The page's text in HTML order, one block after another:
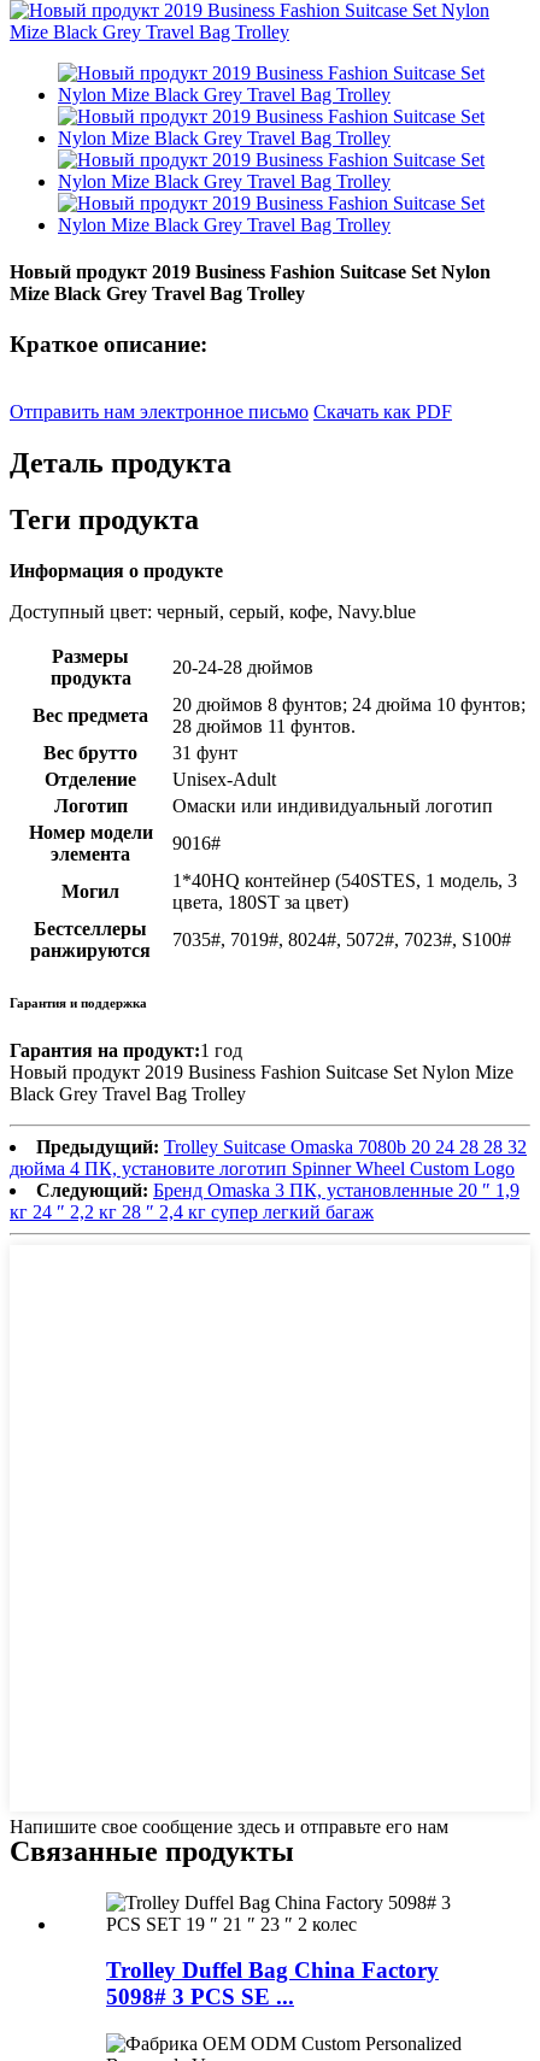
Новый продукт 2019 Business Fashion Suitcase Set Nylon
Mize Black Grey Travel Bag Trolley
Краткое описание:
Отправить нам электронное письмо Скачать как PDF
Деталь продукта
Теги продукта
Информация о продукте
Доступный цвет: черный, серый, кофе, Navy.blue
Размеры
продукта
20-24-28 дюймов
Вес предмета
20 дюймов 8 фунтов; 24 дюйма 10 фунтов;
28 дюймов 11 фунтов.
Вес брутто
31 фунт
Отделение
Unisex-Adult
Логотип
Омаски или индивидуальный логотип
Номер модели
элемента
9016#
Могил
1*40HQ контейнер (540STES, 1 модель, 3
цвета, 180ST за цвет)
Бестселлеры
ранжируются
7035#, 7019#, 8024#, 5072#, 7023#, S100#
Гарантия и поддержка
Гарантия на продукт:1 год
Новый продукт 2019 Business Fashion Suitcase Set Nylon Mize
Black Grey Travel Bag Trolley
Предыдущий: Trolley Suitcase Omaska ​​7080b 20 24 28 28 32
дюйма 4 ПК, установите логотип Spinner Wheel Custom Logo
Следующий: Бренд Omaska ​​3 ПК, установленные 20 ″ 1,9
кг 24 ″ 2,2 кг 28 ″ 2,4 кг супер легкий багаж
Напишите свое сообщение здесь и отправьте его нам
Связанные продукты
Trolley Duffel Bag China Factory
5098# 3 PCS SE ...